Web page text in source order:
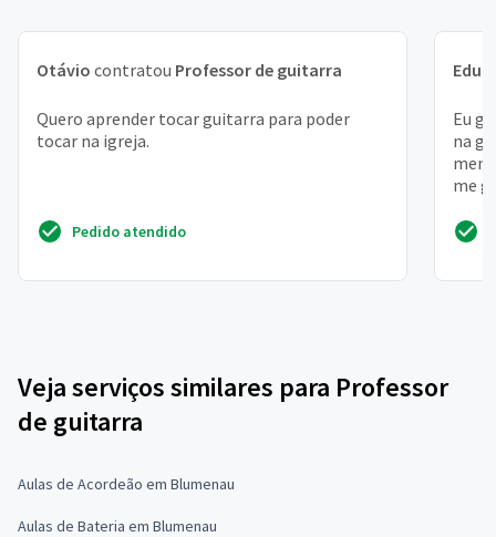
Otávio contratou Professor de guitarra
Quero aprender tocar guitarra para poder
tocar na igreja.
Pedido atendido
Eu
na
me
Veja serviços similares para Professor
de guitarra
Aulas de Acordeão em Blumenau
Aulas de Bateria em Blumenau